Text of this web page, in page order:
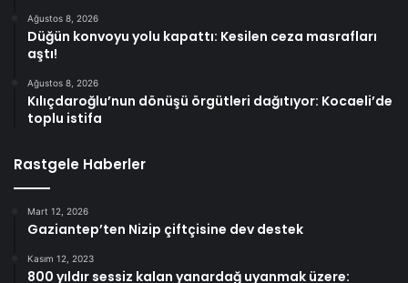
Ağustos 8, 2026
Düğün konvoyu yolu kapattı: Kesilen ceza masrafları
aştı!
Ağustos 8, 2026
Kılıçdaroğlu’nun dönüşü örgütleri dağıtıyor: Kocaeli’de
toplu istifa
Rastgele Haberler
Mart 12, 2026
Gaziantep’ten Nizip çiftçisine dev destek
Kasım 12, 2023
800 yıldır sessiz kalan yanardağ uyanmak üzere: